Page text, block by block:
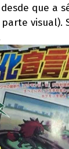
que a
visual).